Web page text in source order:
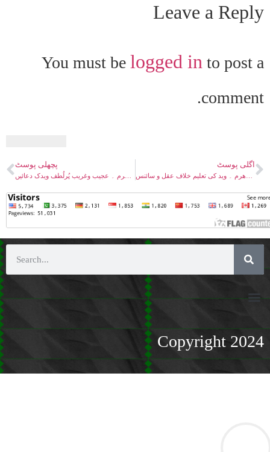
Leave a Reply
You must be logged in to post a
comment.
پچھلی پوسٹ اگلی پوسٹ
Copyright 2024